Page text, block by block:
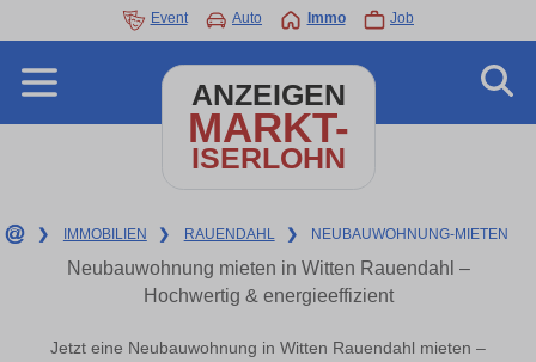
Event Auto Immo Job
ANZEIGEN
MARKT-
ISERLOHN
❯ IMMOBILIEN ❯ RAUENDAHL ❯ NEUBAUWOHNUNG-MIETEN
Neubauwohnung mieten in Witten Rauendahl –
Hochwertig & energieeffizient
Jetzt eine Neubauwohnung in Witten Rauendahl mieten –